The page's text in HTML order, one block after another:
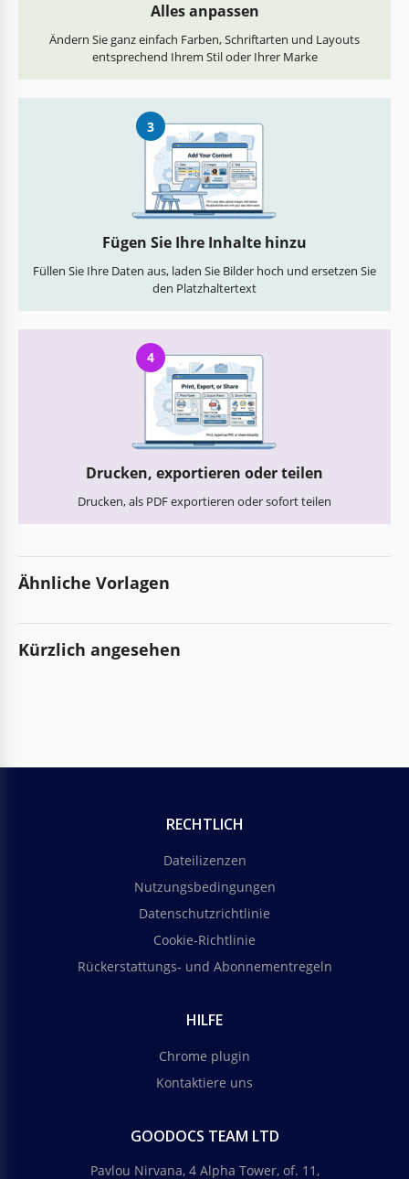
Alles anpassen
Ändern Sie ganz einfach Farben, Schriftarten und Layouts
entsprechend Ihrem Stil oder Ihrer Marke
3
Fügen Sie Ihre Inhalte hinzu
Füllen Sie Ihre Daten aus, laden Sie Bilder hoch und ersetzen Sie
den Platzhaltertext
4
Drucken, exportieren oder teilen
Drucken, als PDF exportieren oder sofort teilen
Ähnliche Vorlagen
Kürzlich angesehen
RECHTLICH
Dateilizenzen
Nutzungsbedingungen
Datenschutzrichtlinie
Cookie-Richtlinie
Rückerstattungs- und Abonnementregeln
HILFE
Chrome plugin
Kontaktiere uns
GOODOCS TEAM LTD
Pavlou Nirvana, 4 Alpha Tower, of. 11,